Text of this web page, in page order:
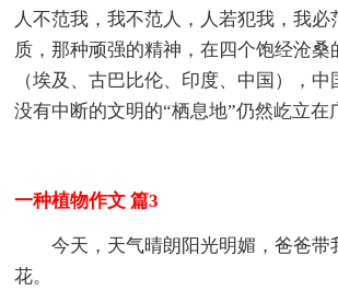
人不范我，我不范人，人若犯我，我必
质，那种顽强的精神，在四个饱经沧桑
（埃及、古巴比伦、印度、中国），
没有中断的文明的“栖息地”仍然屹立在
一种植物作文 篇3
今天，天气晴朗阳光明媚，爸爸带
花。